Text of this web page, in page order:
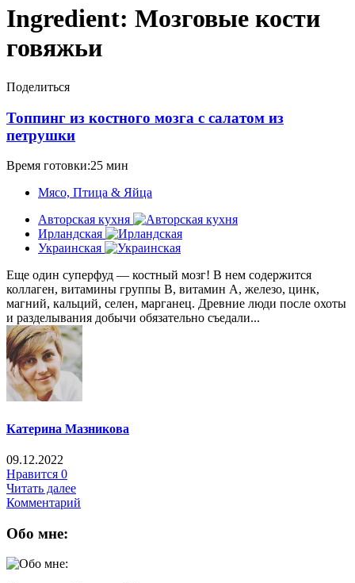
Ingredient: Мозговые кости
говяжьи
Поделиться
Топпинг из костного мозга с салатом из
петрушки
Время готовки:25 мин
Мясо, Птица & Яйца
Авторская кухня
Ирландская
Украинская
Еще один суперфуд — костный мозг! В нем содержится
коллаген, витамины группы В, витамин А, железо, цинк,
магний, кальций, селен, марганец. Древние люди после охоты
и разделывания добычи обязательно съедали...
Катерина Мазникова
09.12.2022
Нравится 0
Читать далее
Комментарий
Обо мне: